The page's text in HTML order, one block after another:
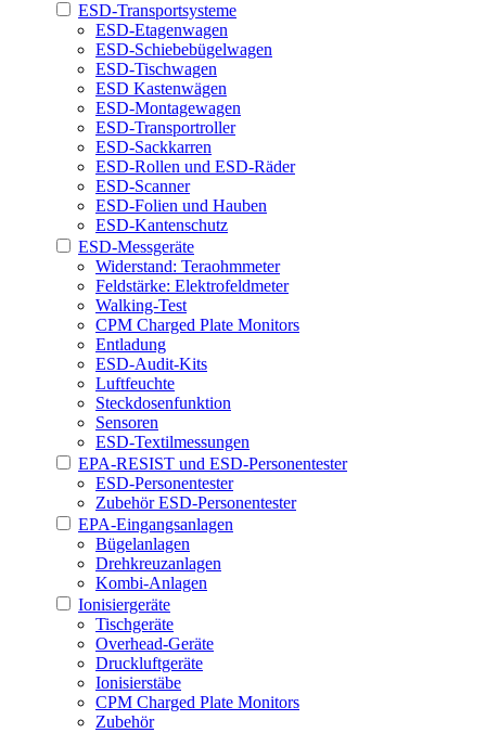
ESD-Transportsysteme
ESD-Etagenwagen
ESD-Schiebebügelwagen
ESD-Tischwagen
ESD Kastenwägen
ESD-Montagewagen
ESD-Transportroller
ESD-Sackkarren
ESD-Rollen und ESD-Räder
ESD-Scanner
ESD-Folien und Hauben
ESD-Kantenschutz
ESD-Messgeräte
Widerstand: Teraohmmeter
Feldstärke: Elektrofeldmeter
Walking-Test
CPM Charged Plate Monitors
Entladung
ESD-Audit-Kits
Luftfeuchte
Steckdosenfunktion
Sensoren
ESD-Textilmessungen
EPA-RESIST und ESD-Personentester
ESD-Personentester
Zubehör ESD-Personentester
EPA-Eingangsanlagen
Bügelanlagen
Drehkreuzanlagen
Kombi-Anlagen
Ionisiergeräte
Tischgeräte
Overhead-Geräte
Druckluftgeräte
Ionisierstäbe
CPM Charged Plate Monitors
Zubehör